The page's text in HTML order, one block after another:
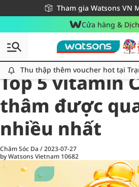
Tham gia Watsons VN
Miễn phí giao hàng cho đơn
Giao hàng nhanh 24h - Áp dụng
Cửa hàng &
Thu thập thêm voucher hot tại Trạm Voucher
Thu thập thêm voucher hot tại
All
Chăm Sóc Cá Nhân
Top 5 vitamin
thâm được
nhiều nhất
Chăm Sóc Da /2023-07-27
by Watsons Vietnam 10682